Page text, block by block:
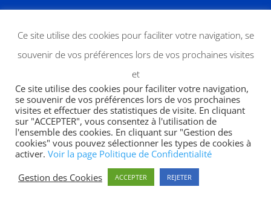
JE M'ABONNE
Copyright 2026 | designed by
Ce site utilise des cookies pour faciliter votre navigation, se
souvenir de vos préférences lors de vos prochaines visites
et
Ce site utilise des cookies pour faciliter votre navigation,
se souvenir de vos préférences lors de vos prochaines
visites et effectuer des statistiques de visite. En cliquant
sur "ACCEPTER", vous consentez à l'utilisation de
l'ensemble des cookies. En cliquant sur "Gestion des
cookies" vous pouvez sélectionner les types de cookies à
activer. Voir la page Politique de Confidentialité
Gestion des Cookies
ACCEPTER REJETER